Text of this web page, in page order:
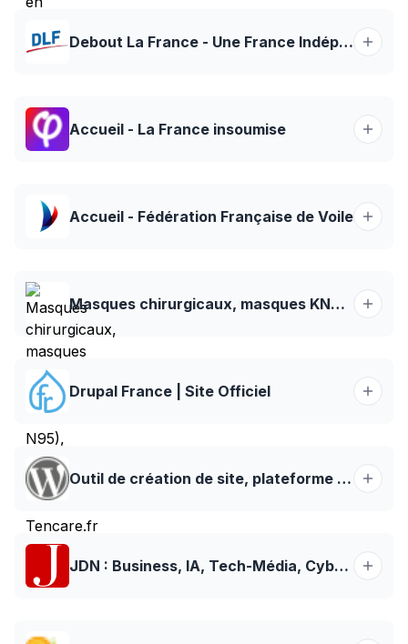
Debout La France - Une France Indépendante, des Français Libres
Accueil - La France insoumise
Accueil - Fédération Française de Voile
Masques chirurgicaux, masques KN95 (FFP2 / N95), gel hydroalcoolique - Tencare.fr
Drupal France | Site Officiel
Outil de création de site, plateforme de publication et CMS. – WordPress.org Français
JDN : Business, IA, Tech-Média, Cybersécurité, Action publique